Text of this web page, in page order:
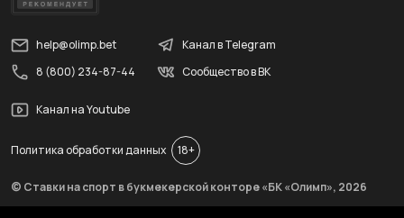
help@olimp.bet
8 (800) 234-87-44
Канал в Telegram
Сообщество в ВК
Канал на Youtube
Политика обработки данных 18+
© Ставки на спорт в букмекерской конторе «БК «Олимп», 2026